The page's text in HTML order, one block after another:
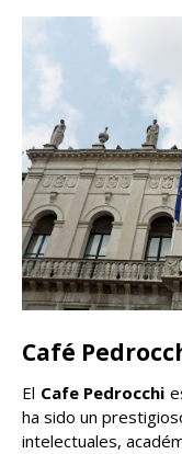
Café
El Cafe Pedrocchi
ha sido un
intelectuales,